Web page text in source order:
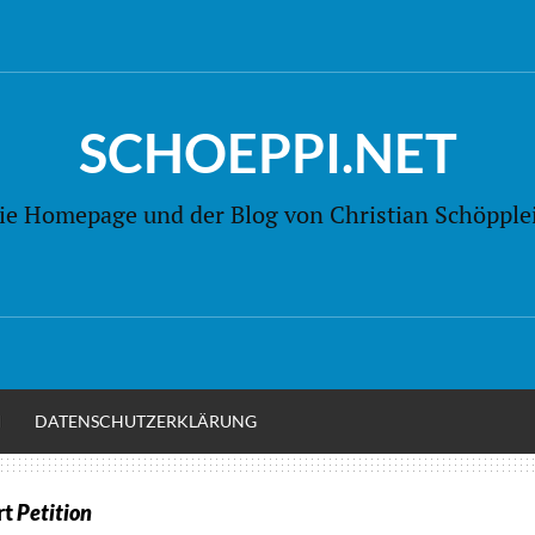
SCHOEPPI.NET
Homepage und der Blog von Christian
DATENSCHUTZERKLÄRUNG
Petition